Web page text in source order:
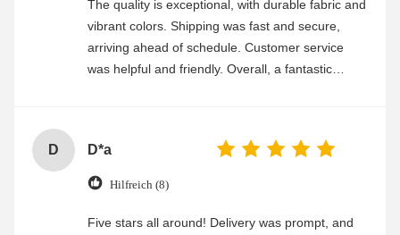
The quality is exceptional, with durable fabric and
vibrant colors. Shipping was fast and secure,
arriving ahead of schedule. Customer service
was helpful and friendly. Overall, a fantastic
D D*a
Hilfreich (8)
Five stars all around! Delivery was prompt, and